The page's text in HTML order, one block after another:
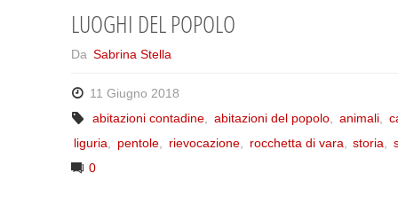
LUOGHI DEL POPOLO
Da Sabrina Stella
11 Giugno 2018
abitazioni contadine
abitazioni del popolo animali
liguria
pentole, rievocazione, rocchetta di vara storia
0